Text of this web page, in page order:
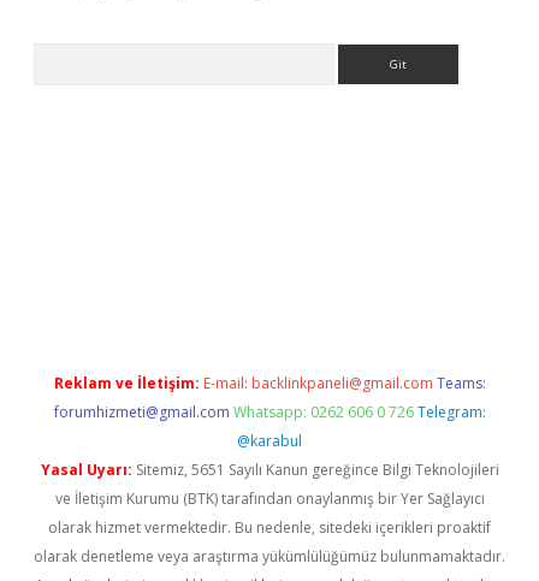
Reklam ve İletişim: E-mail: backlinkpaneli@gmail.com Teams:
forumhizmeti@gmail.com Whatsapp: 0262 606 0 726 Telegram:
@karabul
Yasal Uyarı: Sitemiz, 5651 Sayılı Kanun gereğince Bilgi Teknolojileri
ve İletişim Kurumu (BTK) tarafından onaylanmış bir Yer Sağlayıcı
olarak hizmet vermektedir. Bu nedenle, sitedeki içerikleri proaktif
olarak denetleme veya araştırma yükümlülüğümüz bulunmamaktadır.